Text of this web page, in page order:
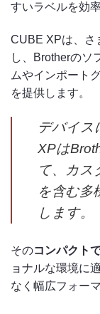
すいラベルを効
CUBE XPは、さ
し、Brotherのソ
ムやインポート
を提供します。
デバイス
XPは
て、カス
を含む多
します。
そのコンパクト
ョナルな環境に
なく幅広フォー